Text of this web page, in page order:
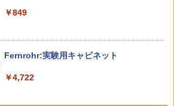
ゼロからわかる！ みるみる図形に強く
￥1,430
￥26,980
くもん出版(KUMON PUBLISHING) ロジ
上 KUMON LK-10
OK（重版：10月上旬発送） (TJMOOK)
￥849
Fernrohr:実験用キャビネット
￥4,722